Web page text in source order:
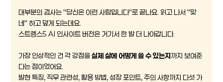
대부분의 검사는 "당신은 이런 사람입니다"로 끝나요. 읽고 나서 "맞
네" 하고 덮게 되는데요.
스트렝스5 AI 인사이트 버전은 거기서 한 발 더 나아갑니다.
가장 인상적인 건 각 강점을실제 삶에 어떻게 쓸 수 있는지까지 보여준
다는 점이었어요.
발현 특징, 직무 관련성, 활용 방법, 성장 포인트, 주의 사항까지 다섯 가